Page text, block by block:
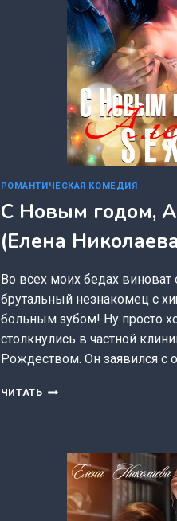
РОМАНТИЧЕСКАЯ КОМЕДИЯ
С Новым годом,
(Елена
Во всех моих бедах
брутальный незнакомец с
больным зубом! Ну просто
столкнулись в частной
Рождеством. Он заявился с
ЧИТАТЬ С
СЕКС!
(ЕЛЕНА